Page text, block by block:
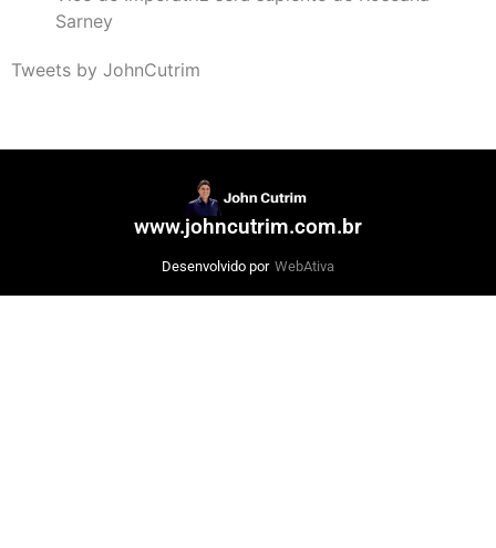
Sarney
Tweets by JohnCutrim
www.johncutrim.com.br
Desenvolvido por WebAtiva